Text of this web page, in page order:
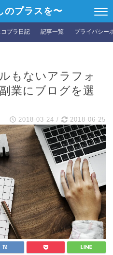
のプラスを〜
コプラ日記 記事一覧 プライバシー
もないアラフォ
業にブログを選
2018-03-24 / 2018-06-25